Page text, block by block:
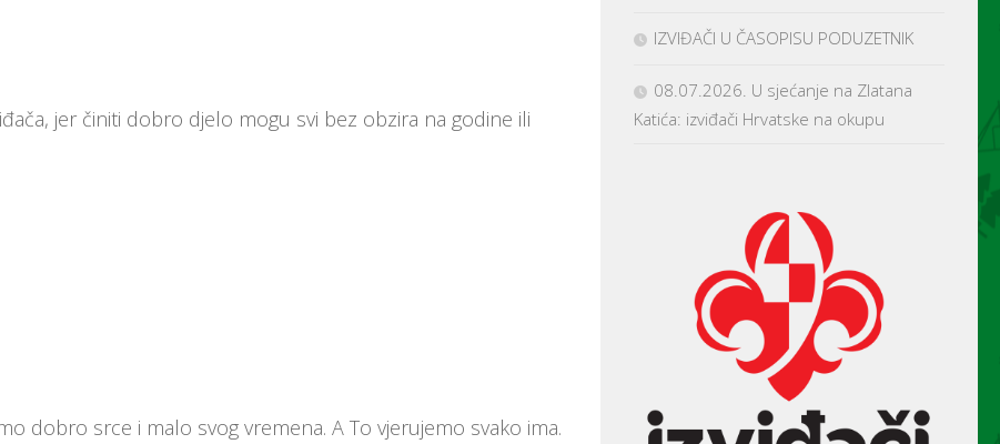
jer činiti dobro djelo mogu svi bez obzira na godine ili
dobro srce i malo svog vremena. A To vjerujemo svako ima.
IZVIĐAČI U ČASOPISU PODUZETNIK
08.07.2026. U sjećanje na Zlatana
Katića: izviđači Hrvatske na okupu